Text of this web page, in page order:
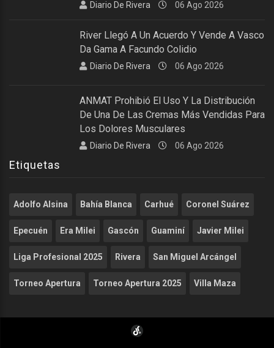
Diario De Rivera 06 Ago 2026
River Llegó A Un Acuerdo Y Vende A Vasco
Da Gama A Facundo Colidio
Diario De Rivera 06 Ago 2026
ANMAT Prohibió El Uso Y La Distribución
De Una De Las Cremas Más Vendidas Para
Los Dolores Musculares
Diario De Rivera 06 Ago 2026
Etiquetas
Adolfo Alsina Bahía Blanca Carhué Coronel Suárez
Epecuén Era Milei Gascón Guaminí Javier Milei
Liga Profesional 2025 Rivera San Miguel Arcángel
Torneo Apertura Torneo Apertura 2025 Villa Maza